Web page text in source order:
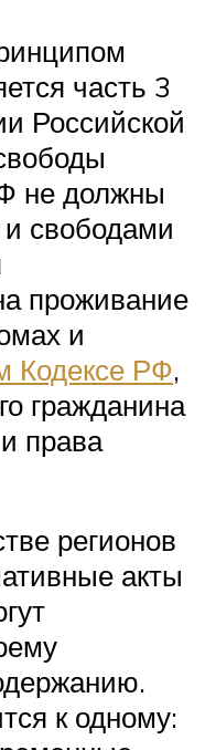
часть 3
Российской
не должны
свободами
проживание
и
РФ,
гражданина
права
регионов
акты
к одному: